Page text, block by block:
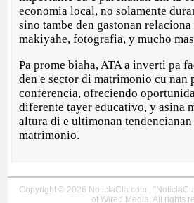
economia local, no solamente
sino tambe den gastonan
makiyahe, fotografia, y mucho
Pa prome biaha, ATA a inverti pa
den e sector di matrimonio cu nan
conferencia, ofreciendo
diferente tayer educativo, y asina
altura di e ultimonan
matrimonio.
Copyright © 2026 NoticiaCla.com |
of Wired Media. All rights